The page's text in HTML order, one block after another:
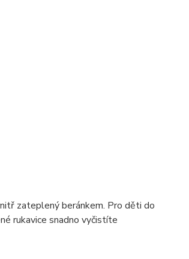
zateplený beránkem. Pro děti do
rukavice snadno vyčistíte